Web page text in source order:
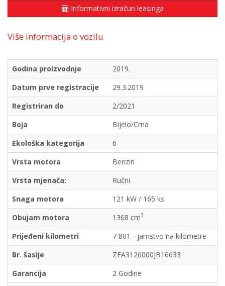
Informativni izračun leasinga
Više informacija o vozilu
Godina proizvodnje
2019.
Datum prve registracije
29.3.2019
Registriran do
2/2021
Boja
Bijelo/Crna
Ekološka kategorija
6
Vrsta motora
Benzin
Vrsta mjenača:
Ručni
Snaga motora
121 kW / 165 ks
Obujam motora
1368 cm3
Prijeđeni kilometri
7 801 - jamstvo na kilometre
Br. šasije
ZFA3120000JB16633
Garancija
2 Godine